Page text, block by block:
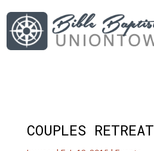
COUPLES RETREAT